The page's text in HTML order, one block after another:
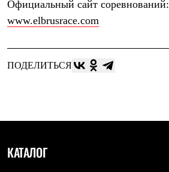
Oфициальный сайт соревнований:
www.elbrusrace.com
ПОДЕЛИТЬСЯ
КАТАЛОГ